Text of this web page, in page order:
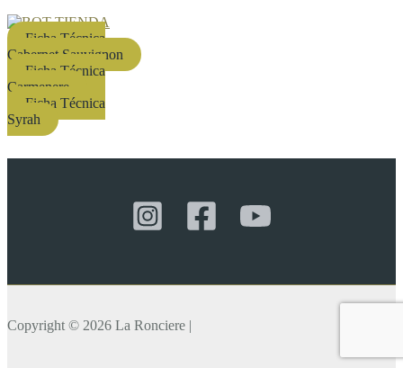
Ficha Técnica
Cabernet Sauvignon
Ficha Técnica
Carmenere
Ficha Técnica
Syrah
Copyright © 2026 La Ronciere |